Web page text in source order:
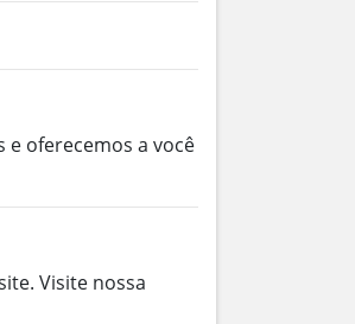
oferecemos a você
Visite nossa